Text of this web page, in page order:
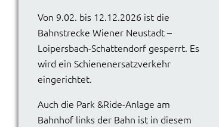
Von 9.02. bis 12.12.2026 ist die
Bahnstrecke Wiener Neustadt –
Loipersbach-Schattendorf gesperrt. Es
wird ein Schienenersatzverkehr
eingerichtet.
Auch die Park &Ride-Anlage am
Bahnhof links der Bahn ist in diesem